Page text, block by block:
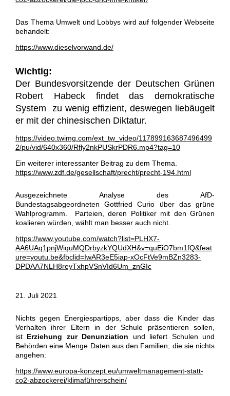
Das Thema Umwelt und Lobbys wird auf folgender Webseite
behandelt:
https://www.dieselvorwand.de/
Wichtig:
Der Bundesvorsitzende der Deutschen Grünen
Robert Habeck findet das demokratische
System zu wenig effizient, deswegen liebäugelt
er mit der chinesischen Diktatur.
https://video.twimg.com/ext_tw_video/117899163687496499
2/pu/vid/640x360/Rfly2nkPUSkrPDR6.mp4?tag=10
Ein weiterer interessanter Beitrag zu dem Thema.
https://www.zdf.de/gesellschaft/precht/precht-194.html
Ausgezeichnete Analyse des AfD-
Bundestagsabgeordneten Gottfried Curio über das grüne
Wahlprogramm. Parteien, deren Politiker mit den Grünen
koalieren würden, wählt man besser auch nicht.
https://www.youtube.com/watch?list=PLHX7-
AA6UAq1pnjWiquMQDrbyzkYQUdXH&v=quEiO7bm1fQ&feat
ure=youtu.be&fbclid=IwAR3eE5iap-xOcFtVe9mBZn3283-
DPDAA7NLH8reyTxhpVSnVId6Um_znGIc
21. Juli 2021
Nichts gegen Energiespartipps, aber dass die Kinder das
Verhalten ihrer Eltern in der Schule präsentieren sollen,
ist Erziehung zur Denunziation und liefert Schulen und
Behörden eine Menge Daten aus den Familien, die sie nichts
angehen:
https://www.europa-konzept.eu/umweltmanagement-statt-
co2-abzockerei/klimaführerschein/